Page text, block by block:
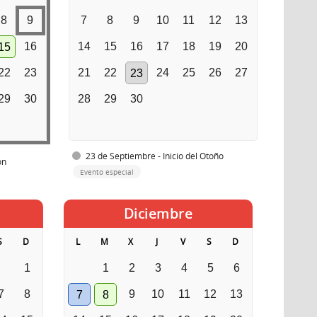
8 9
16
23
30
7 8 9 10 11 12 13
14 15 16 17 18 19 20
21 22 23 24 25 26 27
28 29 30
23 de Septiembre - Inicio del Otoño
Evento especial
D
1
8
Diciembre
L M X J V S D
1 2 3 4 5 6
7 8 9 10 11 12 13